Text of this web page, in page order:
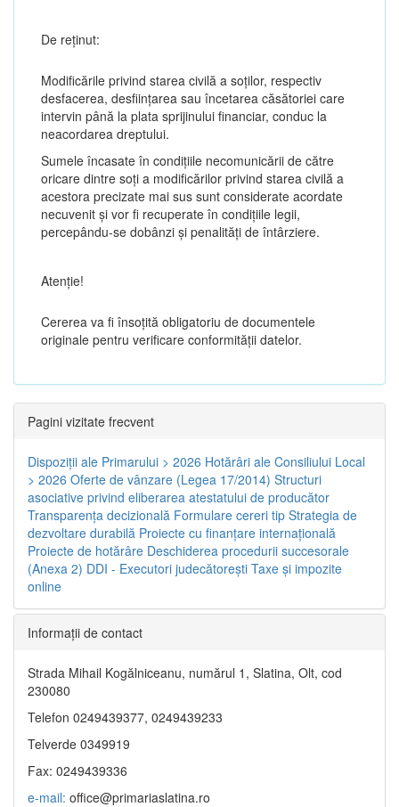
De reținut:
Modificările privind starea civilă a soților, respectiv
desfacerea, desființarea sau încetarea căsătoriei care
intervin până la plata sprijinului financiar, conduc la
neacordarea dreptului.
Sumele încasate în condițiile necomunicării de către
oricare dintre soți a modificărilor privind starea civilă a
acestora precizate mai sus sunt considerate acordate
necuvenit și vor fi recuperate în condițiile legii,
percepându-se dobânzi și penalități de întârziere.
Atenţie!
Cererea va fi însoțită obligatoriu de documentele
originale pentru verificare conformității datelor.
Pagini vizitate frecvent
Dispoziţii ale Primarului > 2026 Hotărâri ale Consiliului Local
> 2026 Oferte de vânzare (Legea 17/2014) Structuri
asociative privind eliberarea atestatului de producător
Transparenţa decizională Formulare cereri tip Strategia de
dezvoltare durabilă Proiecte cu finanţare internaţională
Proiecte de hotărâre Deschiderea procedurii succesorale
(Anexa 2) DDI - Executori judecătorești Taxe şi impozite
online
Informaţii de contact
Strada Mihail Kogălniceanu, numărul 1, Slatina, Olt, cod
230080
Telefon 0249439377, 0249439233
Telverde 0349919
Fax: 0249439336
e-mail: office@primariaslatina.ro